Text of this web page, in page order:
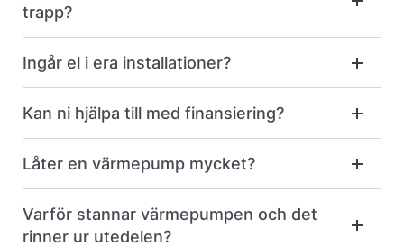
trapp?
Ingår el i era installationer?
Kan ni hjälpa till med finansiering?
Låter en värmepump mycket?
Varför stannar värmepumpen och det
rinner ur utedelen?